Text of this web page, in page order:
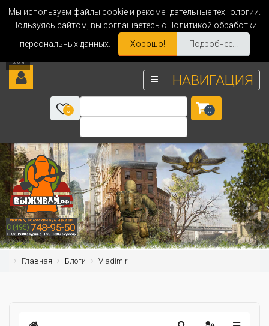
Мы используем файлы cookie и рекомендательные технологии.
Пользуясь сайтом, вы соглашаетесь с Политикой обработки
персональных данных.
Хорошо! Подробнее...
НАВИГАЦИЯ
0 0
Главная Блоги Vladimir